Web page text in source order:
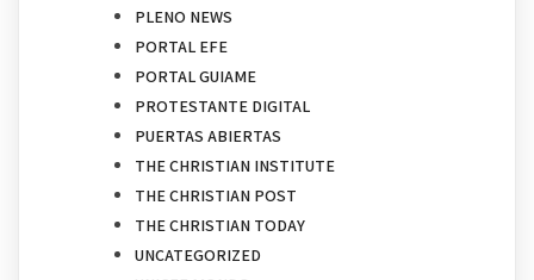
PLENO NEWS
PORTAL EFE
PORTAL GUIAME
PROTESTANTE DIGITAL
PUERTAS ABIERTAS
THE CHRISTIAN INSTITUTE
THE CHRISTIAN POST
THE CHRISTIAN TODAY
UNCATEGORIZED